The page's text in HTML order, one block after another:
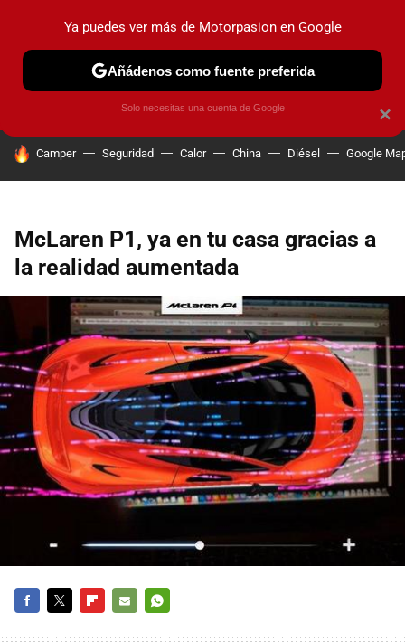
PRUEBAS COCHES ELÉCTRICOS OBSERVATORIO
HOY SE HABLA DE
Camper Seguridad Calor China Diésel Google
McLaren P1, ya en tu casa gracias a
la realidad aumentada
×
Ya puedes ver más de Motorpasion en Google
Añádenos como fuente preferida
Solo necesitas una cuenta de Google